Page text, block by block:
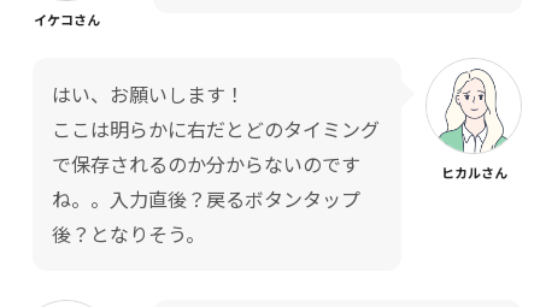
イケコさん
はい、お願いします！
ここは明らかに右だとどのタイミング
で保存されるのか分からないのです
ね。。入力直後？戻るボタンタップ
後？となりそう。
ヒカルさん